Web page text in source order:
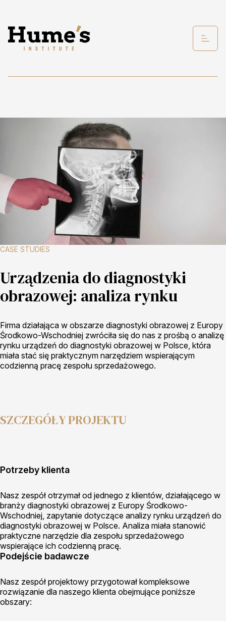
CASE STUDIES
Urządzenia do diagnostyki
obrazowej: analiza rynku
Firma działająca w obszarze diagnostyki obrazowej z Europy
Środkowo-Wschodniej zwróciła się do nas z prośbą o analizę
rynku urządzeń do diagnostyki obrazowej w Polsce, która
miała stać się praktycznym narzędziem wspierającym
codzienną pracę zespołu sprzedażowego.
SZCZEGÓŁY PROJEKTU
Potrzeby klienta
Nasz zespół otrzymał od jednego z klientów, działającego w
branży diagnostyki obrazowej z Europy Środkowo-
Wschodniej, zapytanie dotyczące analizy rynku urządzeń do
diagnostyki obrazowej w Polsce. Analiza miała stanowić
praktyczne narzędzie dla zespołu sprzedażowego
wspierające ich codzienną pracę.
Podejście badawcze
Nasz zespół projektowy przygotował kompleksowe
rozwiązanie dla naszego klienta obejmujące poniższe
obszary: